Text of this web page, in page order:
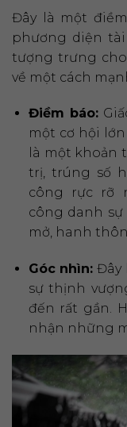
Đây là một
phương diện
tượng trưng cho
về một cách
Điềm báo:
một cơ hội
là một khoản
trị, trúng số
công rực rỡ
công danh
mở, hanh
Góc nhìn: Đây
sự thịnh
đến rất gần.
nhận những